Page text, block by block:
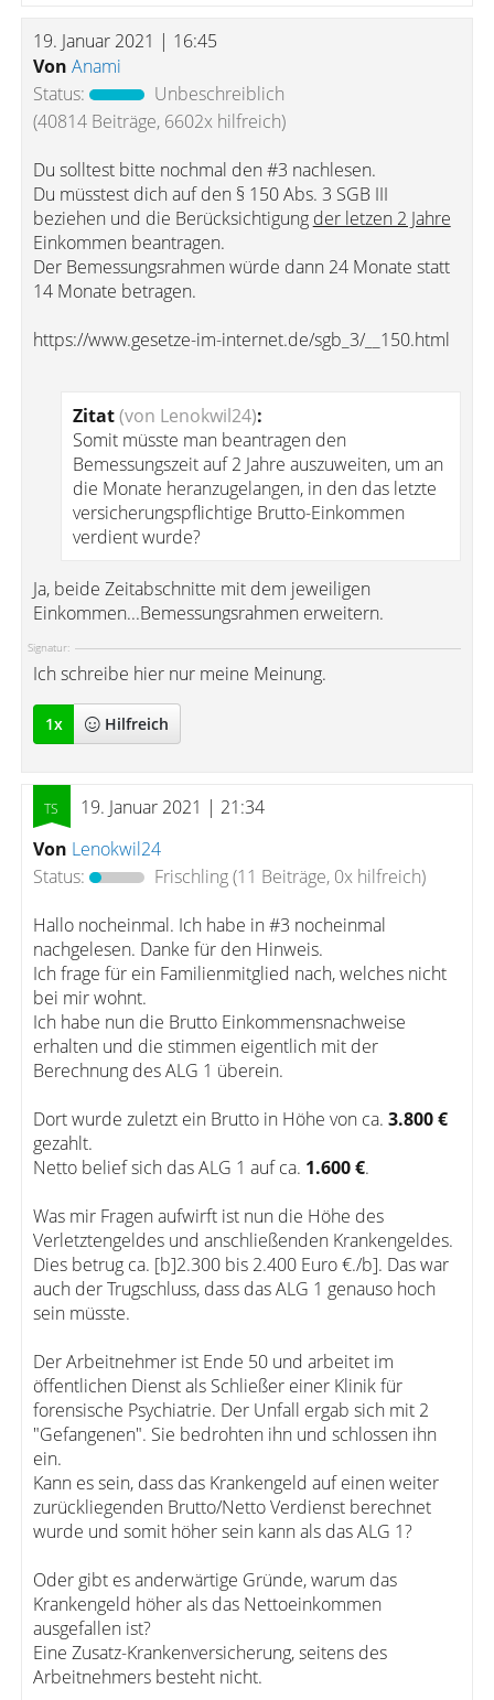
19. Januar 2021 | 16:45
Von Anami
Status:
Unbeschreiblich
(40814 Beiträge, 6602x hilfreich)
Du solltest bitte nochmal den #3 nachlesen.
Du müsstest dich auf den § 150 Abs. 3 SGB III
beziehen und die Berücksichtigung der letzen 2 Jahre
Einkommen beantragen.
Der Bemessungsrahmen würde dann 24 Monate statt
14 Monate betragen.
https://www.gesetze-im-internet.de/sgb_3/__150.html
Zitat(von Lenokwil24):
Somit müsste man beantragen den
Bemessungszeit auf 2 Jahre auszuweiten, um an
die Monate heranzugelangen, in den das letzte
versicherungspflichtige Brutto-Einkommen
verdient wurde?
Ja, beide Zeitabschnitte mit dem jeweiligen
Einkommen...Bemessungsrahmen erweitern.
Signatur:
Ich schreibe hier nur meine Meinung.
1x Hilfreich
19. Januar 2021 | 21:34
Von Lenokwil24
Status:
Frischling(11 Beiträge, 0x hilfreich)
Hallo nocheinmal. Ich habe in #3 nocheinmal
nachgelesen. Danke für den Hinweis.
Ich frage für ein Familienmitglied nach, welches nicht
bei mir wohnt.
Ich habe nun die Brutto Einkommensnachweise
erhalten und die stimmen eigentlich mit der
Berechnung des ALG 1 überein.
Dort wurde zuletzt ein Brutto in Höhe von ca. 3.800 €
gezahlt.
Netto belief sich das ALG 1 auf ca. 1.600 €.
Was mir Fragen aufwirft ist nun die Höhe des
Verletztengeldes und anschließenden Krankengeldes.
Dies betrug ca. [b]2.300 bis 2.400 Euro €./b]. Das war
auch der Trugschluss, dass das ALG 1 genauso hoch
sein müsste.
Der Arbeitnehmer ist Ende 50 und arbeitet im
öffentlichen Dienst als Schließer einer Klinik für
forensische Psychiatrie. Der Unfall ergab sich mit 2
"Gefangenen". Sie bedrohten ihn und schlossen ihn
ein.
Kann es sein, dass das Krankengeld auf einen weiter
zurückliegenden Brutto/Netto Verdienst berechnet
wurde und somit höher sein kann als das ALG 1?
Oder gibt es anderwärtige Gründe, warum das
Krankengeld höher als das Nettoeinkommen
ausgefallen ist?
Eine Zusatz-Krankenversicherung, seitens des
Arbeitnehmers besteht nicht.